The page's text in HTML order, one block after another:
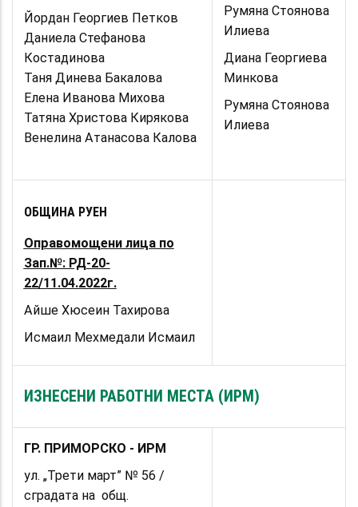
Йордан Георгиев Петков
Даниела Стефанова
Костадинова
Таня Динева Бакалова
Елена Иванова Михова
Татяна Христова Кирякова
Венелина Атанасова Калова
Румяна Стоянова
Илиева
Диана Георгиева
Минкова
Румяна Стоянова
Илиева
ОБЩИНА РУЕН
Оправомощени лица по
Зап.№: РД-20-
22/11.04.2022г.
Айше Хюсеин Тахирова
Исмаил Мехмедали Исмаил
ИЗНЕСЕНИ РАБОТНИ МЕСТА (ИРМ)
ГР. ПРИМОРСКО - ИРМ
ул. „Трети март” № 56 /
сградата на общ.